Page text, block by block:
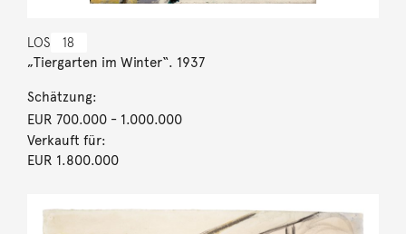
LOS 18
„Tiergarten im Winter“. 1937
Schätzung:
EUR 700.000- 1.000.000
Verkauft für:
EUR 1.800.000